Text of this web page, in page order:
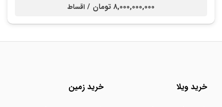
8,000,000,000 تومان / اقساط
خرید ویلا خرید زمین